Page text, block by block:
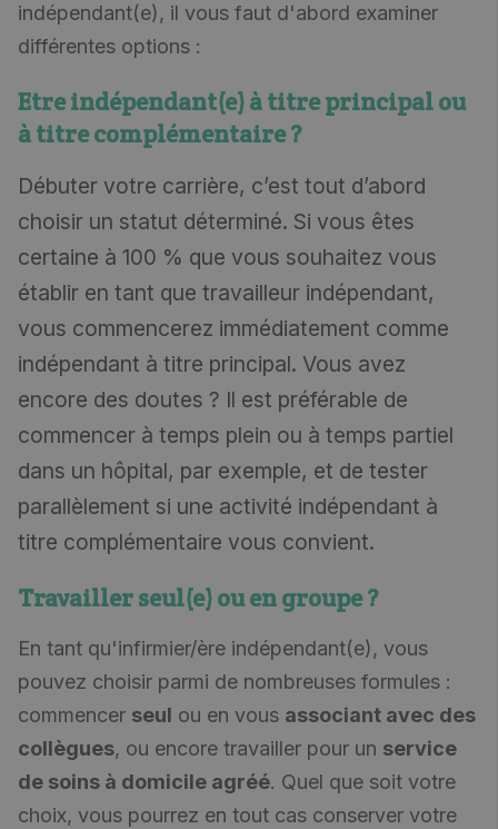
indépendant(e), il vous faut d'abord examiner
différentes options :
Etre indépendant(e) à titre principal ou
à titre complémentaire ?
Débuter votre carrière, c’est tout d’abord
choisir un statut déterminé. Si vous êtes
certaine à 100 % que vous souhaitez vous
établir en tant que travailleur indépendant,
vous commencerez immédiatement comme
indépendant à titre principal. Vous avez
encore des doutes ? Il est préférable de
commencer à temps plein ou à temps partiel
dans un hôpital, par exemple, et de tester
parallèlement si une activité indépendant à
titre complémentaire vous convient.
Travailler seul(e) ou en groupe ?
En tant qu'infirmier/ère indépendant(e), vous
pouvez choisir parmi de nombreuses formules :
commencer seul ou en vous associant avec des
collègues, ou encore travailler pour un service
de soins à domicile agréé. Quel que soit votre
choix, vous pourrez en tout cas conserver votre